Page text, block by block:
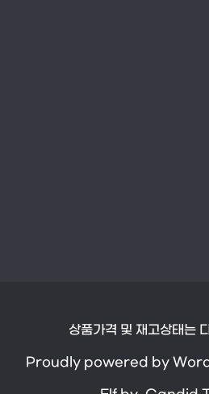
상품가격 및 재고상태는
Proudly powered by